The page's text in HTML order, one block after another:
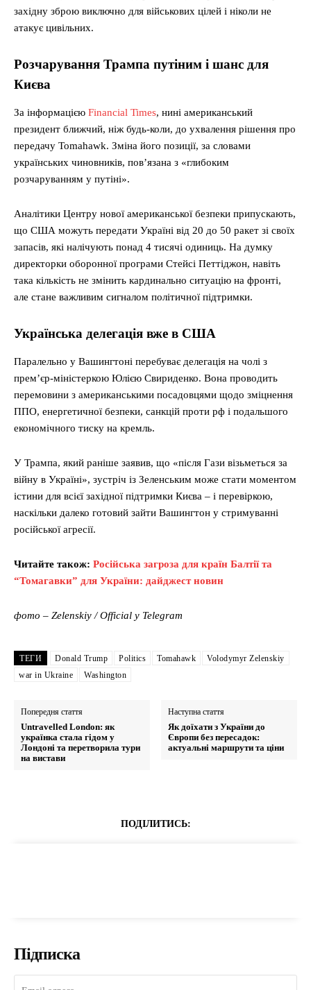
західну зброю виключно для військових цілей і ніколи не
атакує цивільних.
Розчарування Трампа путіним і шанс для
Києва
За інформацією Financial Times, нині американський
президент ближчий, ніж будь-коли, до ухвалення рішення про
передачу Tomahawk. Зміна його позиції, за словами
українських чиновників, пов’язана з «глибоким
розчаруванням у путіні».
Аналітики Центру нової американської безпеки припускають,
що США можуть передати Україні від 20 до 50 ракет зі своїх
запасів, які налічують понад 4 тисячі одиниць. На думку
директорки оборонної програми Стейсі Петтіджон, навіть
така кількість не змінить кардинально ситуацію на фронті,
але стане важливим сигналом політичної підтримки.
Українська делегація вже в США
Паралельно у Вашингтоні перебуває делегація на чолі з
прем’єр-міністеркою Юлією Свириденко. Вона проводить
перемовини з американськими посадовцями щодо зміцнення
ППО, енергетичної безпеки, санкцій проти рф і подальшого
економічного тиску на кремль.
У Трампа, який раніше заявив, що «після Гази візьметься за
війну в Україні», зустріч із Зеленським може стати моментом
істини для всієї західної підтримки Києва – і перевіркою,
наскільки далеко готовий зайти Вашингтон у стримуванні
російської агресії.
Читайте також: Російська загроза для країн Балтії та
“Томагавки” для України: дайджест новин
фото – Zelenskiy / Official у Telegram
ТЕГИ Donald Trump Politics Tomahawk
Volodymyr Zelenskiy
war in Ukraine
Washington
Попередня стаття
Untravelled London: як
українка стала гідом у
Лондоні та перетворила тури
на вистави
Наступна стаття
Як доїхати з України до
Європи без пересадок:
актуальні маршрути та ціни
ПОДІЛИТИСЬ:
Підписка